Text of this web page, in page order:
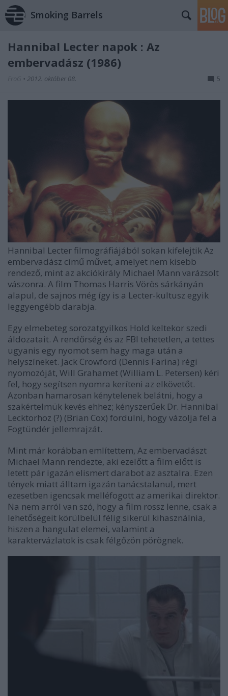
Smoking Barrels
Hannibal Lecter napok : Az
embervadász (1986)
• 2012. október 08. 5
Hannibal Lecter filmográfiájából sokan kifelejtik Az
embervadász című művet, amelyet nem kisebb
rendező, mint az akciókirály Michael Mann varázsolt
vászonra. A film Thomas Harris Vörös sárkányán
alapul, de sajnos még így is a Lecter-kultusz egyik
leggyengébb darabja.
Egy elmebeteg sorozatgyilkos Hold keltekor szedi
áldozatait. A rendőrség és az FBI tehetetlen, a tettes
ugyanis egy nyomot sem hagy maga után a
helyszíneket. Jack Crowford (Dennis Farina) régi
nyomozóját, Will Grahamet (William L. Petersen) kéri
fel, hogy segítsen nyomra keríteni az elkövetőt.
Azonban hamarosan kénytelenek belátni, hogy a
szakértelmük kevés ehhez; kényszerűek Dr. Hannibal
Lecktorhoz (?) (Brian Cox) fordulni, hogy vázolja fel a
Fogtündér jellemrajzát.
Mint már korábban említettem, Az embervadászt
Michael Mann rendezte, aki ezelőtt a film előtt is
letett pár igazán elismert darabot az asztalra. Ezen
tények miatt álltam igazán tanácstalanul, mert
ezesetben igencsak melléfogott az amerikai direktor.
Na nem arról van szó, hogy a film rossz lenne, csak a
lehetőségeit körülbelül félig sikerül kihasználnia,
hiszen a hangulat elemei, valamint a
karaktervázlatok is csak félgőzön pörögnek.